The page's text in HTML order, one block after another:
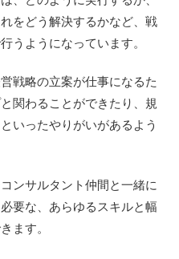
をどう解決するかなど、戦
うようになっています。
戦略の立案が仕事になるた
関わることができたり、規
いったやりがいがあるよう
ンサルタント仲間と一緒に
要な、あらゆるスキルと幅
ます。